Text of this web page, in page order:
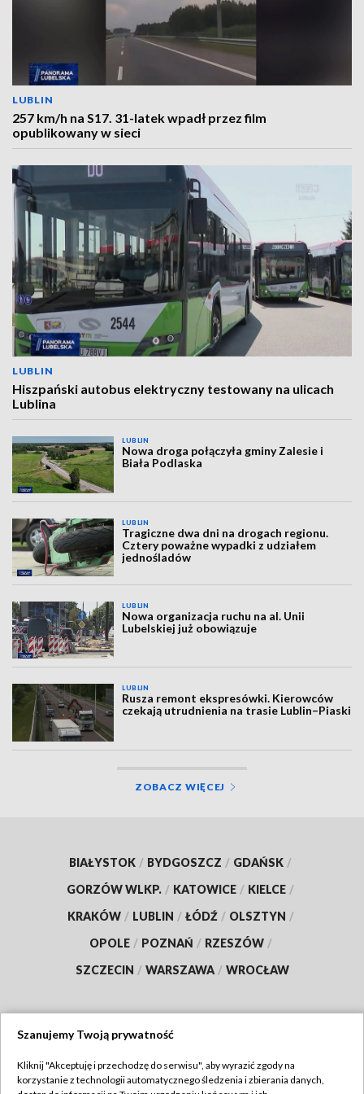
LUBLIN
257 km/h na S17. 31-latek wpadł przez film
opublikowany w sieci
LUBLIN
Hiszpański autobus elektryczny testowany na ulicach
Lublina
LUBLIN
Nowa droga połączyła gminy Zalesie i
Biała Podlaska
LUBLIN
Tragiczne dwa dni na drogach regionu.
Cztery poważne wypadki z udziałem
jednośladów
LUBLIN
Nowa organizacja ruchu na al. Unii
Lubelskiej już obowiązuje
LUBLIN
Rusza remont ekspresówki. Kierowców
czekają utrudnienia na trasie Lublin–Piaski
ZOBACZ WIĘCEJ
BIAŁYSTOK / BYDGOSZCZ / GDAŃSK /
GORZÓW WLKP. / KATOWICE / KIELCE /
KRAKÓW / LUBLIN / ŁÓDŹ / OLSZTYN /
OPOLE / POZNAŃ / RZESZÓW /
SZCZECIN / WARSZAWA / WROCŁAW
TVP
Szanujemy Twoją prywatność
Kliknij "Akceptuję i przechodzę do serwisu", aby wyrazić zgody na
korzystanie z technologii automatycznego śledzenia i zbierania danych,